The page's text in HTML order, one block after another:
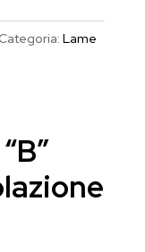
Categoria: Lame